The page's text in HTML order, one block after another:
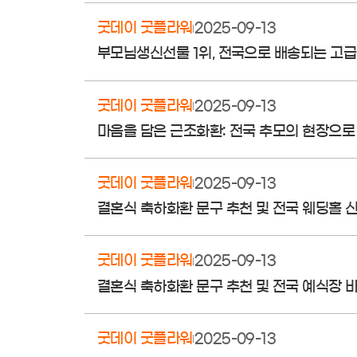
굿데이 굿플라워 2025-09-13
부모님생신선물 1위, 전국으로 배송되는 고
굿데이 굿플라워 2025-09-13
마음을 담은 근조화환: 전국 추모의 현장으
굿데이 굿플라워 2025-09-13
결혼식 축하화환 문구 추천 및 전국 웨딩홀
굿데이 굿플라워 2025-09-13
결혼식 축하화환 문구 추천 및 전국 예식장
굿데이 굿플라워 2025-09-13